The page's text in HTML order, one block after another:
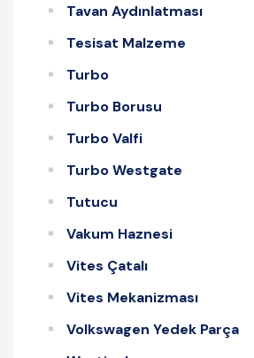
Tavan Aydınlatması
Tesisat Malzeme
Turbo
Turbo Borusu
Turbo Valfi
Turbo Westgate
Tutucu
Vakum Haznesi
Vites Çatalı
Vites Mekanizması
Volkswagen Yedek Parça